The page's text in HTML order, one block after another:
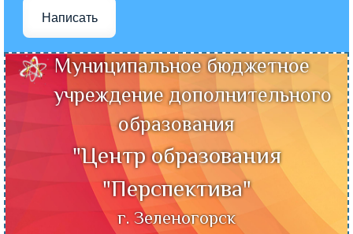
Написать
Муниципальное бюджетное
учреждение дополнительного
образования
"Центр образования
"Перспектива"
г. Зеленогорск